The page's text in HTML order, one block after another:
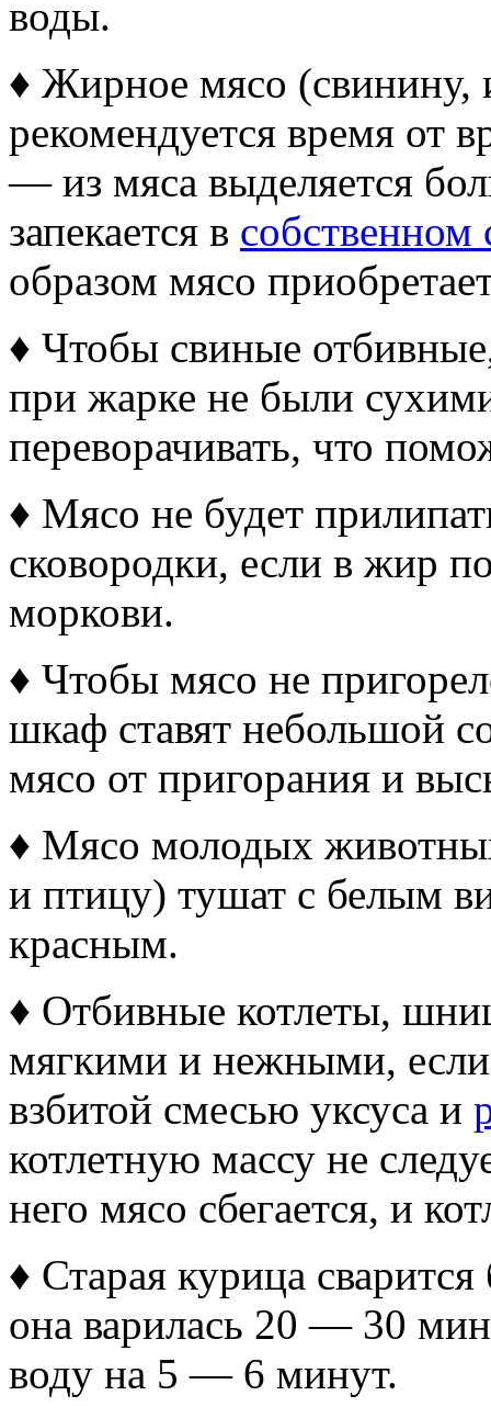
воды.
♦ Жирное мясо (свинину,
рекомендуется время от
— из мяса выделяется
запекается в собственном
образом мясо
♦ Чтобы свиные
при жарке не были
переворачивать, что
♦ Мясо не будет
сковородки, если в жир
моркови.
♦ Чтобы мясо не
шкаф ставят небольшой
мясо от пригорания и
♦ Мясо молодых
и птицу) тушат с белым
красным.
♦ Отбивные котлеты,
мягкими и нежными, если
взбитой смесью уксуса и
котлетную массу не
него мясо сбегается, и
♦ Старая курица
она варилась 20 — 30
воду на 5 — 6 минут.